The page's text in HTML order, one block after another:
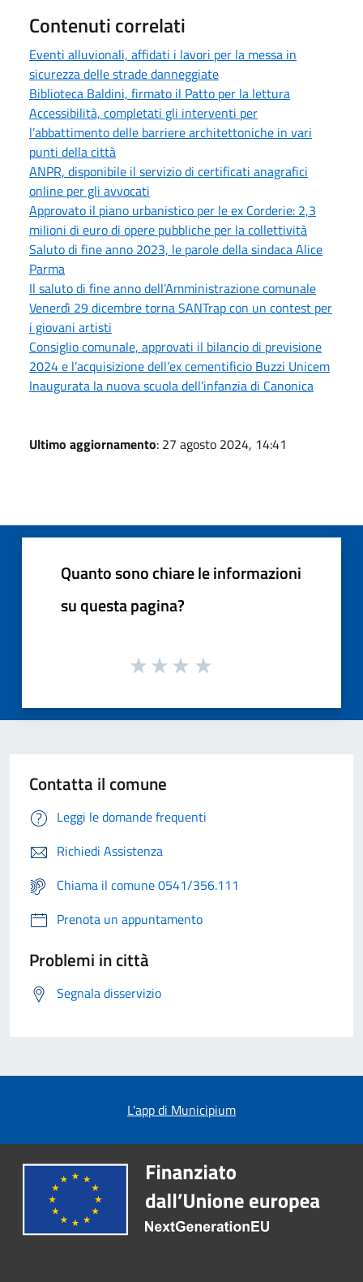
Contenuti correlati
Eventi alluvionali, affidati i lavori per la messa in
sicurezza delle strade danneggiate
Biblioteca Baldini, firmato il Patto per la lettura
Accessibilità, completati gli interventi per
l’abbattimento delle barriere architettoniche in vari
punti della città
ANPR, disponibile il servizio di certificati anagrafici
online per gli avvocati
Approvato il piano urbanistico per le ex Corderie: 2,3
milioni di euro di opere pubbliche per la collettività
Saluto di fine anno 2023, le parole della sindaca Alice
Parma
Il saluto di fine anno dell’Amministrazione comunale
Venerdì 29 dicembre torna SANTrap con un contest per
i giovani artisti
Consiglio comunale, approvati il bilancio di previsione
2024 e l’acquisizione dell’ex cementificio Buzzi Unicem
Inaugurata la nuova scuola dell’infanzia di Canonica
Ultimo aggiornamento: 27 agosto 2024, 14:41
Quanto sono chiare le informazioni
su questa pagina?
Contatta il comune
Leggi le domande frequenti
Richiedi Assistenza
Chiama il comune 0541/356.111
Prenota un appuntamento
Problemi in città
Segnala disservizio
L'app di Municipium